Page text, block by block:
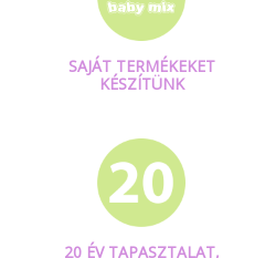
SAJÁT TERMÉKEKET
KÉSZÍTÜNK
20 ÉV TAPASZTALAT,